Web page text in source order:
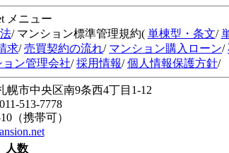
メニュー
/ マンション標準管理規約( 単棟型・条文/
求/売買契約の流れ/ マンション購入ローン/
ン管理会社/採用情報/個人情報保護方針/
市中央区南9条西4丁目1-12
513-7778
（携帯可）
人数